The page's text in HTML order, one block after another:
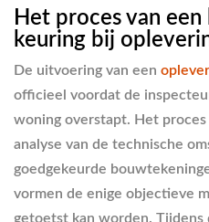
Het proces van
keuring bij
De uitvoering van een
officieel voordat de
woning overstapt. Het
analyse van de technische
goedgekeurde
vormen de enige objectieve
getoetst kan worden. Tijdens